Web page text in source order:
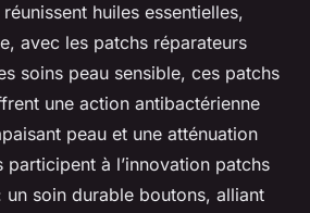
huiles essentielles,
avec les patchs réparateurs
soins peau sensible, ces patchs
une action antibactérienne
peau et une atténuation
participent à l’innovation patchs
soin durable boutons, alliant